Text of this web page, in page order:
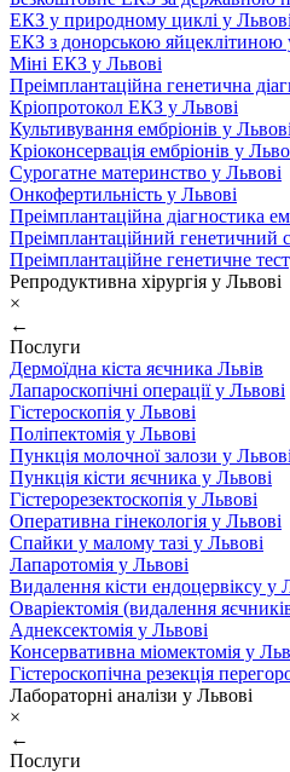
ЕКЗ у природному циклі у Львові
ЕКЗ з донорською яйцеклітиною
Міні ЕКЗ у Львові
Преімплантаційна генетична
Кріопротокол ЕКЗ у Львові
Культивування ембріонів у Львові
Кріоконсервація ембріонів у
Сурогатне материнство у Львові
Онкофертильність у Львові
Преімплантаційна діагностика
Преімплантаційний генетичний
Преімплантаційне генетичне
Репродуктивна хірургія у Львові
×
←
Послуги
Дермоїдна кіста яєчника Львів
Лапароскопічні операції у Львові
Гістероскопія у Львові
Поліпектомія у Львові
Пункція молочної залози у Львові
Пункція кісти яєчника у Львові
Гістерорезектоскопія у Львові
Оперативна гінекологія у Львові
Спайки у малому тазі у Львові
Лапаротомія у Львові
Видалення кісти ендоцервіксу у
Оваріектомія (видалення
Аднексектомія у Львові
Консервативна міомектомія у
Гістероскопічна резекція
Лабораторні аналізи у Львові
×
←
Послуги